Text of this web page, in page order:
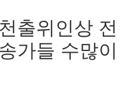
출위인상 전
가들 수많이